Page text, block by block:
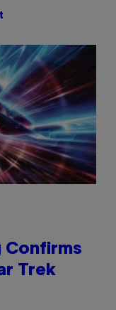
Confirms
Trek